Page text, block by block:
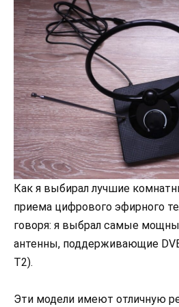
Как я выбирал лучшие
приема цифрового эфирного
говоря: я выбрал самые
антенны, поддерживающие
T2).
Эти модели имеют отличную